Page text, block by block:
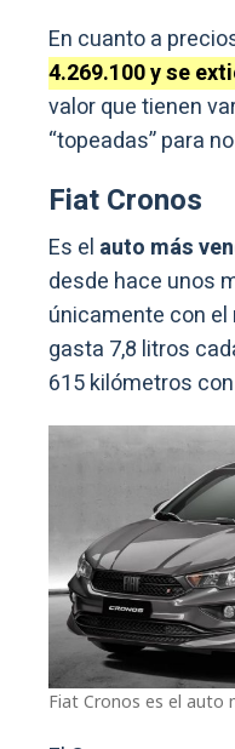
En cuanto a
4.269.100 y se
valor que tienen
“topeadas” para
Fiat Cronos
Es el auto más
desde hace unos
únicamente con el
gasta 7,8 litros
615 kilómetros
Fiat Cronos es el auto